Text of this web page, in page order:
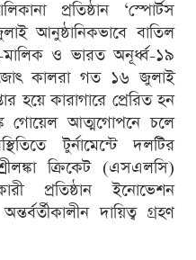
প্রতিষ্ঠান ‘স্পোর্টস
আনুষ্ঠানিকভাবে বাতিল
মালিক ও ভারত অনূর্ধ্ব-১৯
কালরা গত ১৬ জুলাই
হয়ে কারাগারে প্রেরিত হন
গোয়েল আত্মগোপনে চলে
টুর্নামেন্টে দলটির
ক্রিকেট (এসএলসি)
প্রতিষ্ঠান ইনোভেশন
দায়িত্ব গ্রহণ